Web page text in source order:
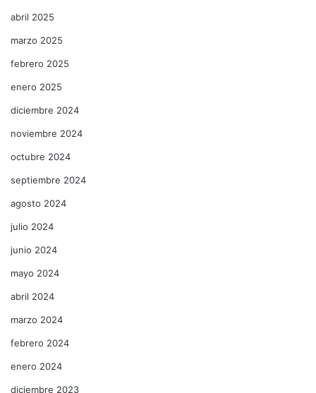
abril 2025
marzo 2025
febrero 2025
enero 2025
diciembre 2024
noviembre 2024
octubre 2024
septiembre 2024
agosto 2024
julio 2024
junio 2024
mayo 2024
abril 2024
marzo 2024
febrero 2024
enero 2024
diciembre 2023